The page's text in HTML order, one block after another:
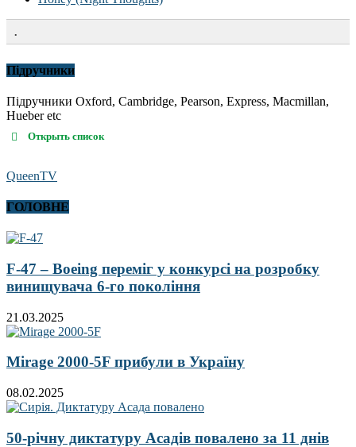
.
Підручники
Підручники Oxford, Cambridge, Pearson, Express, Macmillan,
Hueber etc
Открыть список
QueenTV
ГОЛОВНЕ
F-47 – Boeing переміг у конкурсі на розробку
винищувача 6-го покоління
21.03.2025
Mirage 2000-5F прибули в Україну
08.02.2025
50-річну диктатуру Асадів повалено за 11 днів